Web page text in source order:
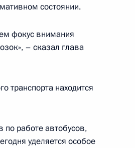
состоянии.
фокус внимания
– сказал глава
транспорта находится
работе автобусов,
уделяется особое